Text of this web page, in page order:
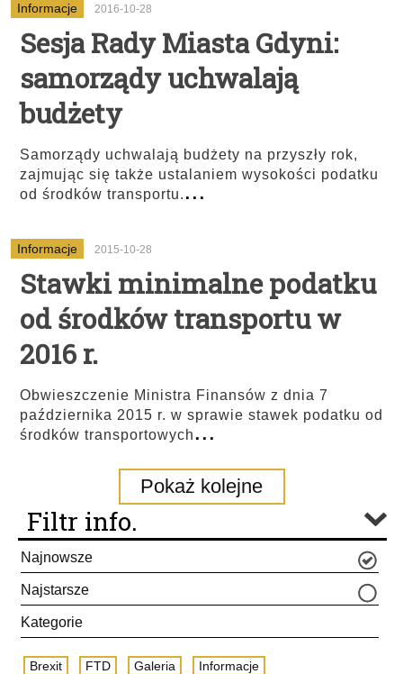
Informacje 2016-10-28
Sesja Rady Miasta Gdyni:
samorządy uchwalają
budżety
Samorządy uchwalają budżety na przyszły rok,
zajmując się także ustalaniem wysokości podatku
od środków transportu....
Informacje 2015-10-28
Stawki minimalne podatku
od środków transportu w
2016 r.
Obwieszczenie Ministra Finansów z dnia 7
października 2015 r. w sprawie stawek podatku od
środków transportowych ...
Pokaż kolejne
Filtr info.
Najnowsze
Najstarsze
Kategorie
Brexit FTD Galeria Informacje